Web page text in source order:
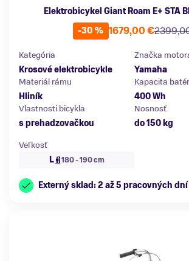
Elektrobicykel Giant Roam E+ STA
-30 % 1679,00 €
Kategória
Krosové elektrobicykle
Značka
Yamaha
Materiál rámu
Hliník
Kapacita
400 Wh
Vlastnosti bicykla
s prehadzovačkou
Nosnosť
do 150 kg
Veľkosť
L
180 - 190 cm
Externý sklad: 2 až 5 pracovných dní